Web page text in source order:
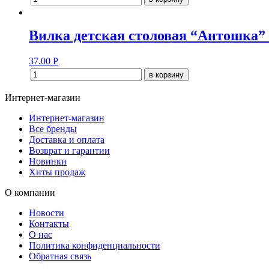
Вилка детская столовая “Антошка”
37.00 Р
в корзину
Интернет-магазин
Интернет-магазин
Все бренды
Доставка и оплата
Возврат и гарантии
Новинки
Хиты продаж
О компании
Новости
Контакты
О нас
Политика конфиденциальности
Обратная связь